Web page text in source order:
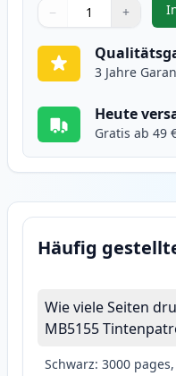
Verwenden Sie die
− +
1
3 Jahre
Heute
Gratis ab 49
Häufig
Wie viele Seiten
MB5155
Schwarz: 3000